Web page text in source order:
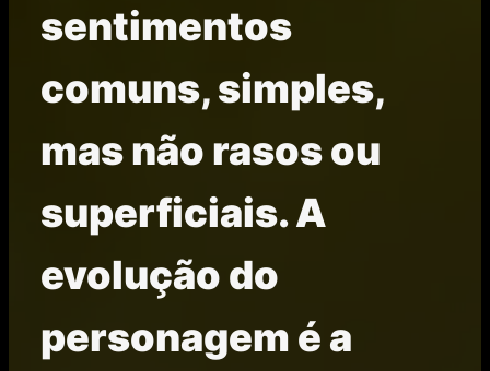
sentimentos
comuns, simples,
mas não rasos ou
superficiais. A
evolução do
personagem é a